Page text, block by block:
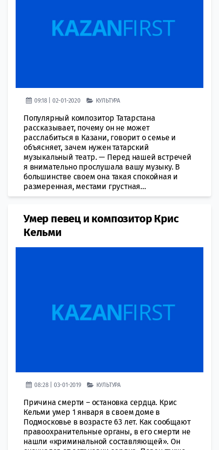
09:18 | 02-01-2020 КУЛЬТУРА
Популярный композитор Татарстана
рассказывает, почему он не может
расслабиться в Казани, говорит о семье и
объясняет, зачем нужен татарский
музыкальный театр. — Перед нашей встречей
я внимательно прослушала вашу музыку. В
большинстве своем она такая спокойная и
размеренная, местами грустная...
Умер певец и композитор Крис
Кельми
08:28 | 03-01-2019 КУЛЬТУРА
Причина смерти – остановка сердца. Крис
Кельми умер 1 января в своем доме в
Подмосковье в возрасте 63 лет. Как сообщают
правоохранительные органы, в его смерти не
нашли «криминальной составляющей». Он